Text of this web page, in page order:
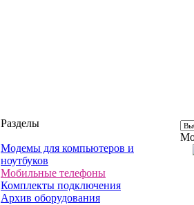
Разделы
Модемы для компьютеров и
ноутбуков
Мобильные телефоны
Комплекты подключения
Архив оборудования